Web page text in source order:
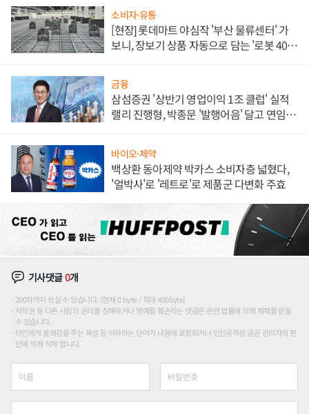
소비자·유통
[현장] 롯데마트 야심작 '부산 물류센터' 가
보니, 장보기 상품 자동으로 담는 '로봇 400
금융
삼섬증권 '상반기 영업이익 1조 클럽' 실적
랠리 진행형, 박종문 '발행어음' 달고 연임 향
바이오·제약
백상환 동아제약 박카스 소비자층 넓혔다,
'얼박사'로 '레트로'로 제품군 다변화 주효
기사댓글0개
200자까지 쓰실 수 있습니다. (현재 0 byte / 최대 400byte)
저작권 등 다른 사람의 권리를 침해하거나 명예를 훼손하는 댓글은 관련 법률에 의해 제재를 받을
수 있습니다.
타인에게 불쾌감을 주는 욕설 등 비하하는 단어가 내용에 포함되거나 인신공격성 글은 관리자의 판
단에 의해 삭제 합니다.